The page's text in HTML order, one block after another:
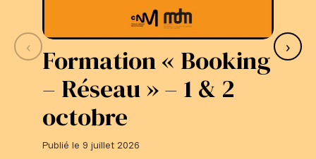
‹
Formation « Booking
– Réseau » – 1 & 2
octobre
Publié le 9 juillet 2026
›